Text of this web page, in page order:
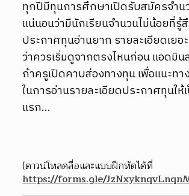
ทุกปีมีทุนการศึกษาเปิดรับสมัครจำน
แน่นอนว่ามีนักเรียนจำนวนไม่น้อยที่รู้
ประกาศทุนอ่านยาก รายละเอียดเยอ
ว่าควรเริ่มดูจากตรงไหนก่อน แอดมิน
ถ้าครูเปิดคาบส่องทางทุน เพื่อแนะท
ในการอ่านรายละเอียดประกาศทุนให้
แรก...
https://forms.gle/